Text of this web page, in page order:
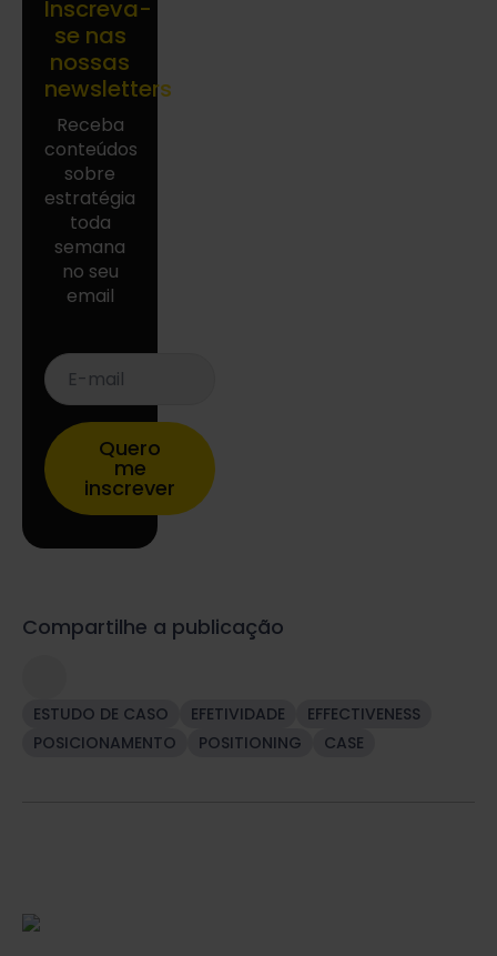
Inscreva-
se nas
nossas
newsletters
Receba
conteúdos
sobre
estratégia
toda
semana
no seu
email
E-
mail
*
Quero
me
inscrever
Compartilhe a publicação
ESTUDO DE CASO EFETIVIDADE
EFFECTIVENESS
POSICIONAMENTO
POSITIONING CASE